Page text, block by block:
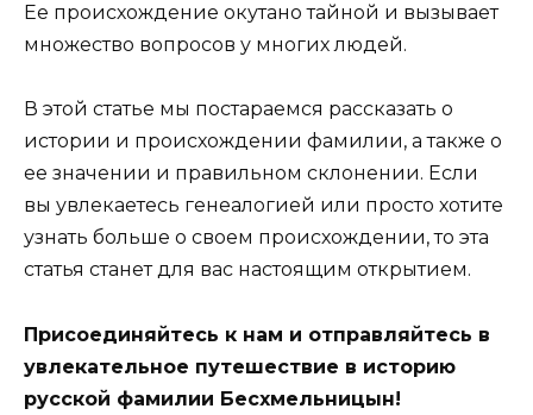
Ее происхождение окутано тайной и вызывает
множество вопросов у многих людей.
В этой статье мы постараемся рассказать о
истории и происхождении фамилии, а также о
ее значении и правильном склонении. Если
вы увлекаетесь генеалогией или просто хотите
узнать больше о своем происхождении, то эта
статья станет для вас настоящим открытием.
Присоединяйтесь к нам и отправляйтесь в
увлекательное путешествие в историю
русской фамилии Бесхмельницын!